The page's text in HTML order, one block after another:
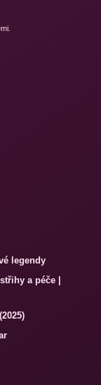
legendy
a péče |